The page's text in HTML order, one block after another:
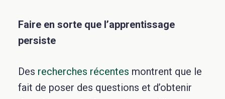
Faire en sorte que l’apprentissage
persiste
Des recherches récentes montrent que le
fait de poser des questions et d’obtenir